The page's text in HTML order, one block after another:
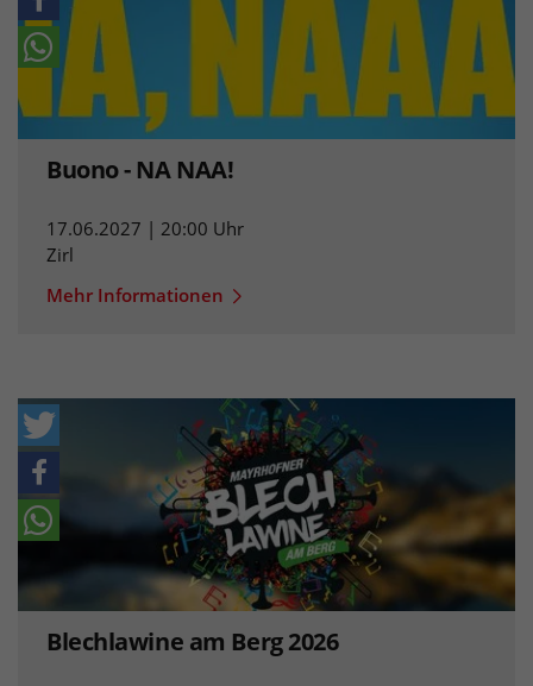
Buono - NA NAA!
17.06.2027 | 20:00 Uhr
Zirl
Mehr Informationen
Blechlawine am Berg 2026